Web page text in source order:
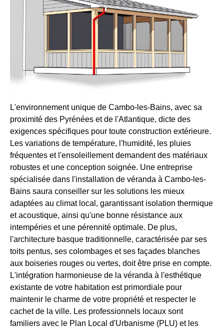
L'environnement unique de Cambo-les-Bains, avec sa
proximité des Pyrénées et de l'Atlantique, dicte des
exigences spécifiques pour toute construction extérieure.
Les variations de température, l'humidité, les pluies
fréquentes et l'ensoleillement demandent des matériaux
robustes et une conception soignée. Une entreprise
spécialisée dans l'installation de véranda à Cambo-les-
Bains saura conseiller sur les solutions les mieux
adaptées au climat local, garantissant isolation thermique
et acoustique, ainsi qu'une bonne résistance aux
intempéries et une pérennité optimale. De plus,
l'architecture basque traditionnelle, caractérisée par ses
toits pentus, ses colombages et ses façades blanches
aux boiseries rouges ou vertes, doit être prise en compte.
L'intégration harmonieuse de la véranda à l'esthétique
existante de votre habitation est primordiale pour
maintenir le charme de votre propriété et respecter le
cachet de la ville. Les professionnels locaux sont
familiers avec le Plan Local d'Urbanisme (PLU) et les